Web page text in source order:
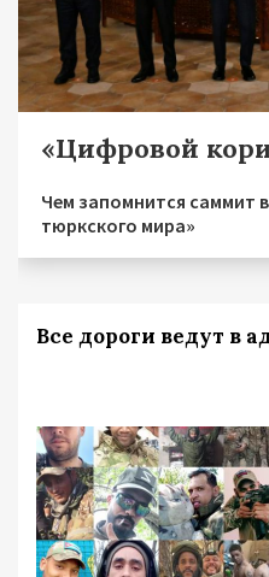
«Цифровой
Чем запомнится саммит
тюркского мира»
Все дороги ведут в